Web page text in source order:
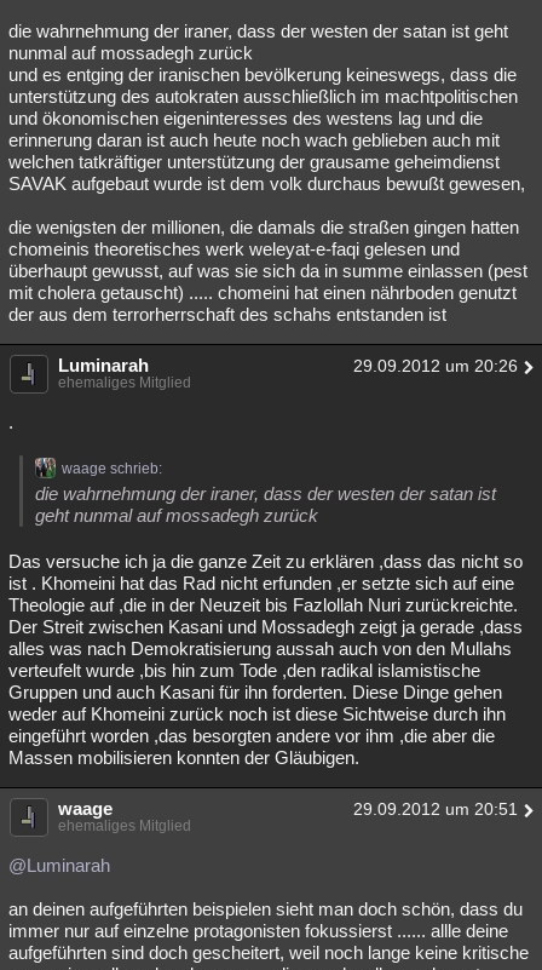
die wahrnehmung der iraner, dass der westen der satan ist geht
nunmal auf mossadegh zurück
und es entging der iranischen bevölkerung keineswegs, dass die
unterstützung des autokraten ausschließlich im machtpolitischen
und ökonomischen eigeninteresses des westens lag und die
erinnerung daran ist auch heute noch wach geblieben auch mit
welchen tatkräftiger unterstützung der grausame geheimdienst
SAVAK aufgebaut wurde ist dem volk durchaus bewußt gewesen,
die wenigsten der millionen, die damals die straßen gingen hatten
chomeinis theoretisches werk weleyat-e-faqi gelesen und
überhaupt gewusst, auf was sie sich da in summe einlassen (pest
mit cholera getauscht) ..... chomeini hat einen nährboden genutzt
der aus dem terrorherrschaft des schahs entstanden ist
Luminarah 29.09.2012 um 20:26
ehemaliges Mitglied
.
waage schrieb:
die wahrnehmung der iraner, dass der westen der satan ist
geht nunmal auf mossadegh zurück
Das versuche ich ja die ganze Zeit zu erklären ,dass das nicht so
ist . Khomeini hat das Rad nicht erfunden ,er setzte sich auf eine
Theologie auf ,die in der Neuzeit bis Fazlollah Nuri zurückreichte.
Der Streit zwischen Kasani und Mossadegh zeigt ja gerade ,dass
alles was nach Demokratisierung aussah auch von den Mullahs
verteufelt wurde ,bis hin zum Tode ,den radikal islamistische
Gruppen und auch Kasani für ihn forderten. Diese Dinge gehen
weder auf Khomeini zurück noch ist diese Sichtweise durch ihn
eingeführt worden ,das besorgten andere vor ihm ,die aber die
Massen mobilisieren konnten der Gläubigen.
waage 29.09.2012 um 20:51
ehemaliges Mitglied
@Luminarah
an deinen aufgeführten beispielen sieht man doch schön, dass du
immer nur auf einzelne protagonisten fokussierst ...... allle deine
aufgeführten sind doch gescheitert, weil noch lange keine kritische